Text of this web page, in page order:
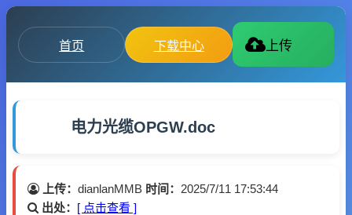
首页 下载中心 上传
电力光缆OPGW.doc
上传： dianlanMMB 时间： 2025/7/11 17:53:44
出处： [ 点击查看 ]